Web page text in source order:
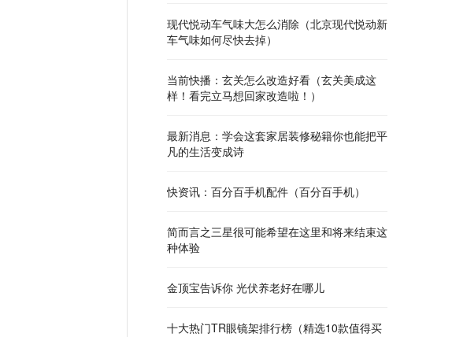
现代悦动车气味大怎么消除（北京现代悦动新
车气味如何尽快去掉）
当前快播：玄关怎么改造好看（玄关美成这
样！看完立马想回家改造啦！）
最新消息：学会这套家居装修秘籍你也能把平
凡的生活变成诗
快资讯：百分百手机配件（百分百手机）
简而言之三星很可能希望在这里和将来结束这
种体验
金顶宝告诉你 光伏养老好在哪儿
十大热门TR眼镜架排行榜（精选10款值得买